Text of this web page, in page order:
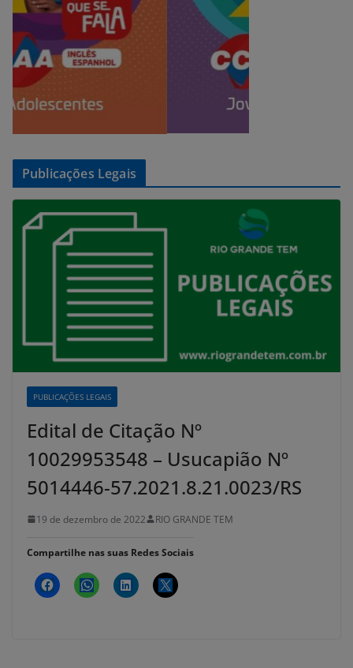
Publicações Legais
PUBLICAÇÕES LEGAIS
Edital de Citação Nº
10029953548 – Usucapião Nº
5014446-57.2021.8.21.0023/RS
19 de dezembro de 2022 RIO GRANDE TEM
Compartilhe nas suas Redes Sociais